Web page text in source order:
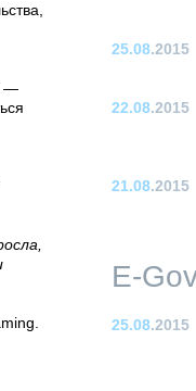
—
25.08.2015
22.08.2015
21.08.2015
E-
25.08.2015